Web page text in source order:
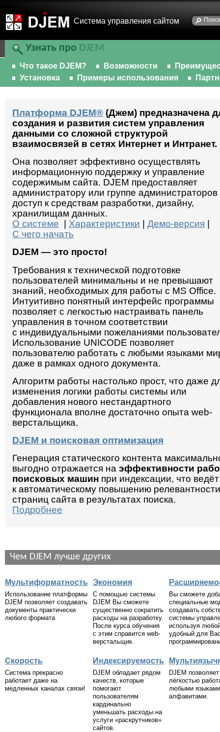
Cистема управления сайтом
Узнать про DJEM
Что такое DJEM? Возможности
Установка
Примеры использования
Платформа DJEM® (Джем) предназначена
создания и развития систем управления
данными со сложной структурой
взаимосвязей в сетях Интернет и Интранет.
Она позволяет эффективно осуществлять
информационную поддержку и управление
содержимым сайта. DJEM предоставляет
администратору или группе администраторов
доступ к средствам разработки, дизайну,
хранилищам данных.
О системе
Характеристики Демо-версия
С чего начать
DJEM — это просто!
Требования к технической подготовке
пользователей минимальны и не превышают
знаний, необходимых для работы с MS Office.
Интуитивно понятный интерфейс программы
позволяет с легкостью настраивать панель
управления в точном соответствии
с индивидуальными пожеланиями
Использование UNICODE позволяет
пользователю работать с любыми языками
даже в рамках одного документа.
Алгоритм работы настолько прост, что даже
изменения логики работы системы или
добавления нового нестандартного
функционала вполне достаточно опыта web-
верстальщика.
DJEM и поисковая оптимизация
Генерация статического контента
выгодно отражается на эффективности
поисковых машин при индексации, что ведёт
к автоматическому повышению релевантности
страниц сайта в результатах поиска.
Подробнее
Чем DJEM лучше других
Мультиформатность
Использование платформы
DJEM позволяет создавать
документы практически
любого формата
Экономия
С помощью системы
DJEM Вы сможете
существенно сократить
расходы на разработку.
После курса обучения
с этим справится web-
верстальщик.
Вы сможете
специальные
создавать
системы
используя
удобный для
Скорость
Система прекрасно
работает даже на
медленных каналах связи!
Индексируемость
DJEM обладает рядом
качеств, которые
помогают
пользователям
кардинально
уменьшать расходы на
услуги «раскрутчиков»
сайтов.
DJEM
лёгкостью
любыми
алфавитами.